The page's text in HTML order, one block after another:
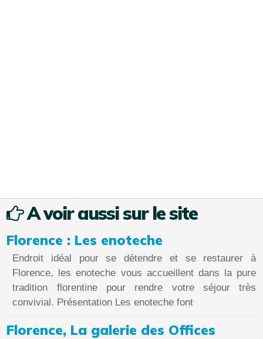
A voir aussi sur le site
Florence : Les enoteche
Endroit idéal pour se détendre et se restaurer à
Florence, les enoteche vous accueillent dans la pure
tradition florentine pour rendre votre séjour très
convivial. Présentation Les enoteche font
Florence, La galerie des Offices